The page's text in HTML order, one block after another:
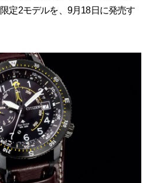
定2モデルを、9月18日に発売す